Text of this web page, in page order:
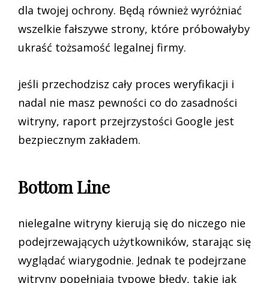
dla twojej ochrony. Będą również wyróżniać
wszelkie fałszywe strony, które próbowałyby
ukraść tożsamość legalnej firmy.
jeśli przechodzisz cały proces weryfikacji i
nadal nie masz pewności co do zasadności
witryny, raport przejrzystości Google jest
bezpiecznym zakładem.
Bottom Line
nielegalne witryny kierują się do niczego nie
podejrzewających użytkowników, starając się
wyglądać wiarygodnie. Jednak te podejrzane
witryny popełniają typowe błędy, takie jak